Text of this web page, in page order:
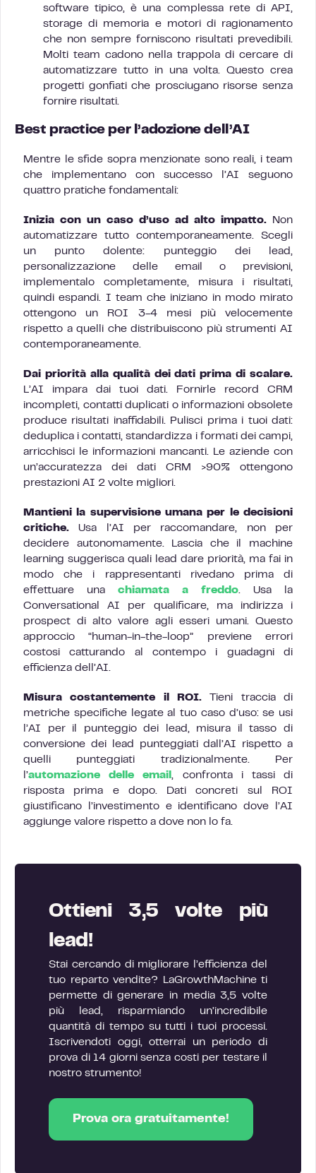
software tipico, è una complessa rete di API,
storage di memoria e motori di ragionamento
che non sempre forniscono risultati prevedibili.
Molti team cadono nella trappola di cercare di
automatizzare tutto in una volta. Questo crea
progetti gonfiati che prosciugano risorse senza
fornire risultati.
Best practice per l’adozione dell’AI
Mentre le sfide sopra menzionate sono reali, i team
che implementano con successo l’AI seguono
quattro pratiche fondamentali:
Inizia con un caso d’uso ad alto impatto. Non
automatizzare tutto contemporaneamente. Scegli
un punto dolente: punteggio dei lead,
personalizzazione delle email o previsioni,
implementalo completamente, misura i risultati,
quindi espandi. I team che iniziano in modo mirato
ottengono un ROI 3-4 mesi più velocemente
rispetto a quelli che distribuiscono più strumenti AI
contemporaneamente.
Dai priorità alla qualità dei dati prima di scalare.
L’AI impara dai tuoi dati. Fornirle record CRM
incompleti, contatti duplicati o informazioni obsolete
produce risultati inaffidabili. Pulisci prima i tuoi dati:
deduplica i contatti, standardizza i formati dei campi,
arricchisci le informazioni mancanti. Le aziende con
un’accuratezza dei dati CRM >90% ottengono
prestazioni AI 2 volte migliori.
Mantieni la supervisione umana per le decisioni
critiche. Usa l’AI per raccomandare, non per
decidere autonomamente. Lascia che il machine
learning suggerisca quali lead dare priorità, ma fai in
modo che i rappresentanti rivedano prima di
effettuare una chiamata a freddo . Usa la
Conversational AI per qualificare, ma indirizza i
prospect di alto valore agli esseri umani. Questo
approccio “human-in-the-loop” previene errori
costosi catturando al contempo i guadagni di
efficienza dell’AI.
Misura costantemente il ROI. Tieni traccia di
metriche specifiche legate al tuo caso d’uso: se usi
l’AI per il punteggio dei lead, misura il tasso di
conversione dei lead punteggiati dall’AI rispetto a
quelli punteggiati tradizionalmente. Per
l’automazione delle email
, confronta i tassi di
risposta prima e dopo. Dati concreti sul ROI
giustificano l’investimento e identificano dove l’AI
aggiunge valore rispetto a dove non lo fa.
Ottieni 3,5 volte più
lead!
Stai cercando di migliorare l’efficienza del
tuo reparto vendite? LaGrowthMachine ti
permette di generare in media 3,5 volte
più lead, risparmiando un’incredibile
quantità di tempo su tutti i tuoi processi.
Iscrivendoti oggi, otterrai un periodo di
prova di 14 giorni senza costi per testare il
nostro strumento!
Prova ora gratuitamente!